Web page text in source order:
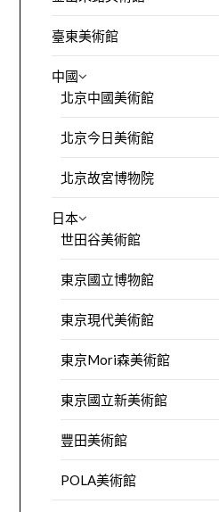
臺東美術館
中國
北京中國美術館
北京今日美術館
北京故宮博物院
日本
世田谷美術館
東京國立博物館
東京現代美術館
東京Mori森美術館
東京國立新美術館
豐田美術館
POLA美術館